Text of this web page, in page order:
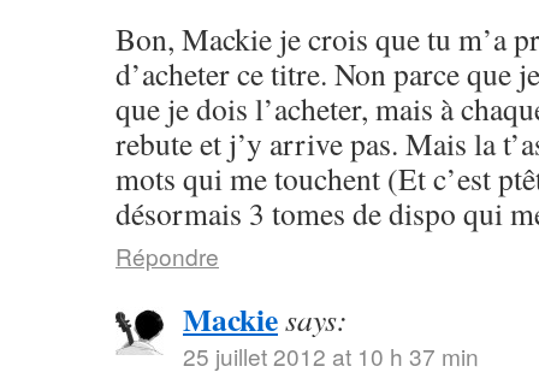
Bon, Mackie je crois que tu m’a
d’acheter ce titre. Non parce que
que je dois l’acheter, mais à
rebute et j’y arrive pas. Mais la
mots qui me touchent (Et c’est
désormais 3 tomes de dispo qui
Répondre
Mackiesays:
25 juillet 2012 at 10 h 37 min